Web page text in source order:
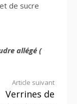
de sucre
allégé (
Article suivant
Verrines de